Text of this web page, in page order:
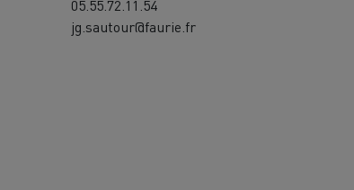
05.55.72.11.54
jg.sautour@faurie.fr